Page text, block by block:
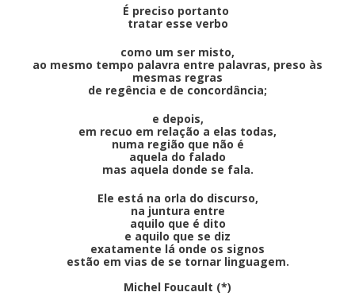
É preciso portanto
tratar esse verbo
como um ser misto,
ao mesmo tempo palavra entre palavras, preso às
mesmas regras
de regência e de concordância;
e depois,
em recuo em relação a elas todas,
numa região que não é
aquela do falado
mas aquela donde se fala.
Ele está na orla do discurso,
na juntura entre
aquilo que é dito
e aquilo que se diz
exatamente lá onde os signos
estão em vias de se tornar linguagem.
Michel Foucault (*)